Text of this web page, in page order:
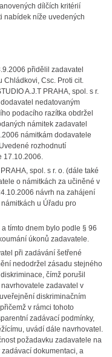
dílčích kritérií
nabídek níže uvedených
přidělil zadavatel
Chládkovi, Csc. Proti cit.
A.J.T PRAHA, spol. s r.
nedatovaným
podacího razítka obdržel
námitek zadavatel
námitkám dodavatele
rozhodnutí
17.10.2006.
spol. s r. o. (dále také
o námitkách za učiněné v
návrh na zahájení
u Úřadu pro
tímto dnem bylo podle § 96
úkonů zadavatele.
při zadávání šetřené
nedodržel zásadu stejného
čímž porušil
zadavatel v
diskriminačním
v rámci tohoto
zadávací podmínky,
uvádí dále navrhovatel.
požadavku zadavatele na
dokumentaci, a